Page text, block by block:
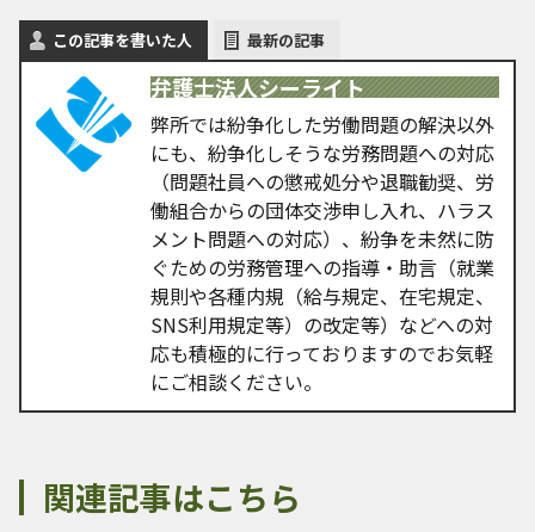
この記事を書いた人 最新の記事
弁護士法人シーライト
弊所では紛争化した労働問題の解決以外
にも、紛争化しそうな労務問題への対応
（問題社員への懲戒処分や退職勧奨、労
働組合からの団体交渉申し入れ、ハラス
メント問題への対応）、紛争を未然に防
ぐための労務管理への指導・助言（就業
規則や各種内規（給与規定、在宅規定、
SNS利用規定等）の改定等）などへの対
応も積極的に行っておりますのでお気軽
にご相談ください。
関連記事はこちら